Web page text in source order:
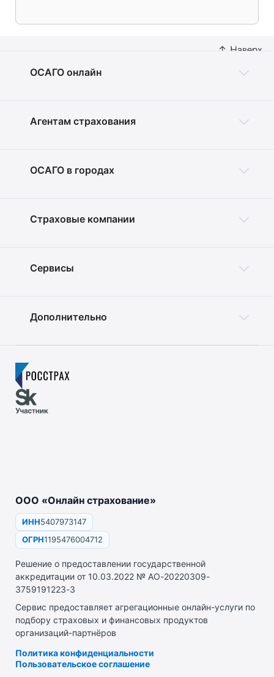
ОСАГО онлайн
Агентам страхования
ОСАГО в городах
Страховые компании
Сервисы
Дополнительно
ООО «Онлайн страхование»
ИНН5407973147
ОГРН1195476004712
Решение о предоставлении государственной
аккредитации от 10.03.2022 № АО-20220309-
3759191223-3
Сервис предоставляет агрегационные онлайн-услуги по
подбору страховых и финансовых продуктов
организаций-партнёров
Политика конфиденциальности
Пользовательское соглашение